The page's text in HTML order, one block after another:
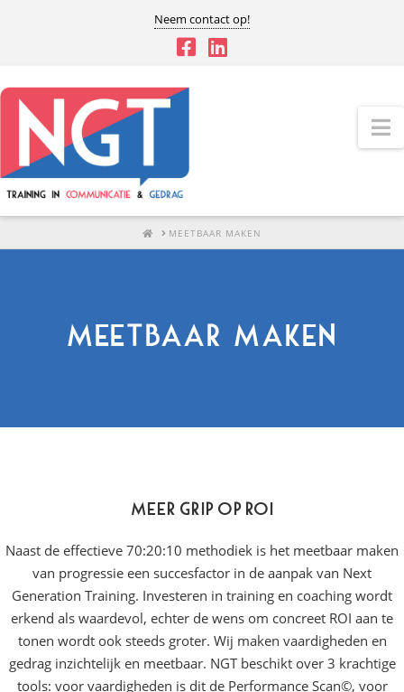
Neem contact op!
HOMEMEETBAAR MAKEN
Meetbaar maken
Meer grip op ROI
Naast de effectieve 70:20:10 methodiek is het meetbaar maken
van progressie een succesfactor in de aanpak van Next
Generation Training. Investeren in training en coaching wordt
erkend als waardevol, echter de wens om concreet ROI aan te
tonen wordt ook steeds groter. Wij maken vaardigheden en
gedrag inzichtelijk en meetbaar. NGT beschikt over 3 krachtige
tools: voor vaardigheden is dit de Performance Scan©, voor